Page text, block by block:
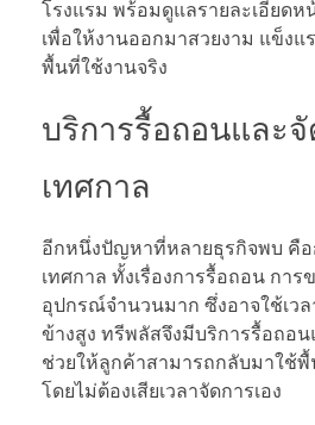
โรงแรม พร้อมดูแลรายละเอียด
เพื่อให้งานออกมาสวยงาม แข็งแ
พื้นที่ใช้งานจริง
บริการรื้อถอนและ
เทศกาล
อีกหนึ่งปัญหาที่หลายธุรกิจพบ คือ
เทศกาล ทั้งเรื่องการรื้อถอน การ
อุปกรณ์จำนวนมาก ซึ่งอาจใช้เว
ข้างสูง ทรีพลัสจึงมีบริการรื้อถอ
ช่วยให้ลูกค้าสามารถกลับมาใช้พื้
โดยไม่ต้องเสียเวลาจัดการเอง